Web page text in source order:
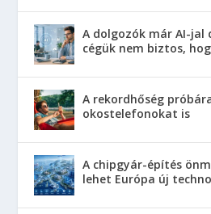
A dolgozók már AI-jal
cégük nem biztos,
A rekordhőség
okostelefonokat is
A chipgyár-építés
lehet Európa új